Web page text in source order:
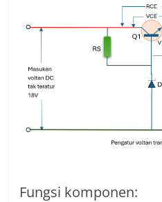
Fungsi komponen: